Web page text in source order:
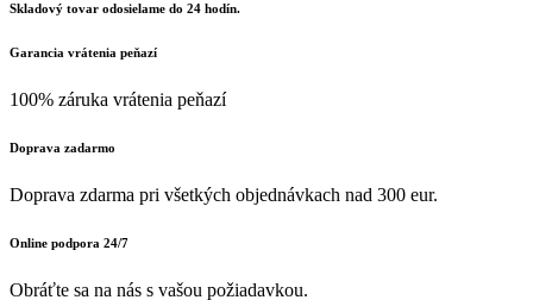
Skladový tovar odosielame do 24 hodín.
Garancia vrátenia peňazí
100% záruka vrátenia peňazí
Doprava zadarmo
Doprava zdarma pri všetkých objednávkach nad 300 eur.
Online podpora 24/7
Obráťte sa na nás s vašou požiadavkou.